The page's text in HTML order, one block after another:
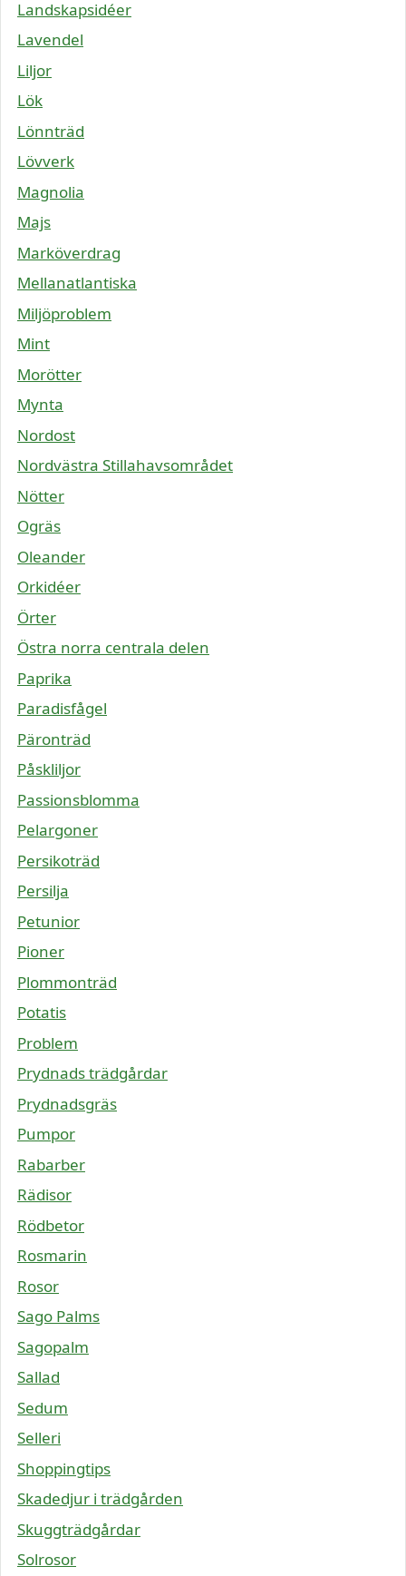
Landskapsidéer
Lavendel
Liljor
Lök
Lönnträd
Lövverk
Magnolia
Majs
Marköverdrag
Mellanatlantiska
Miljöproblem
Mint
Morötter
Mynta
Nordost
Nordvästra Stillahavsområdet
Nötter
Ogräs
Oleander
Orkidéer
Örter
Östra norra centrala delen
Paprika
Paradisfågel
Päronträd
Påskliljor
Passionsblomma
Pelargoner
Persikoträd
Persilja
Petunior
Pioner
Plommonträd
Potatis
Problem
Prydnads trädgårdar
Prydnadsgräs
Pumpor
Rabarber
Rädisor
Rödbetor
Rosmarin
Rosor
Sago Palms
Sagopalm
Sallad
Sedum
Selleri
Shoppingtips
Skadedjur i trädgården
Skuggträdgårdar
Solrosor